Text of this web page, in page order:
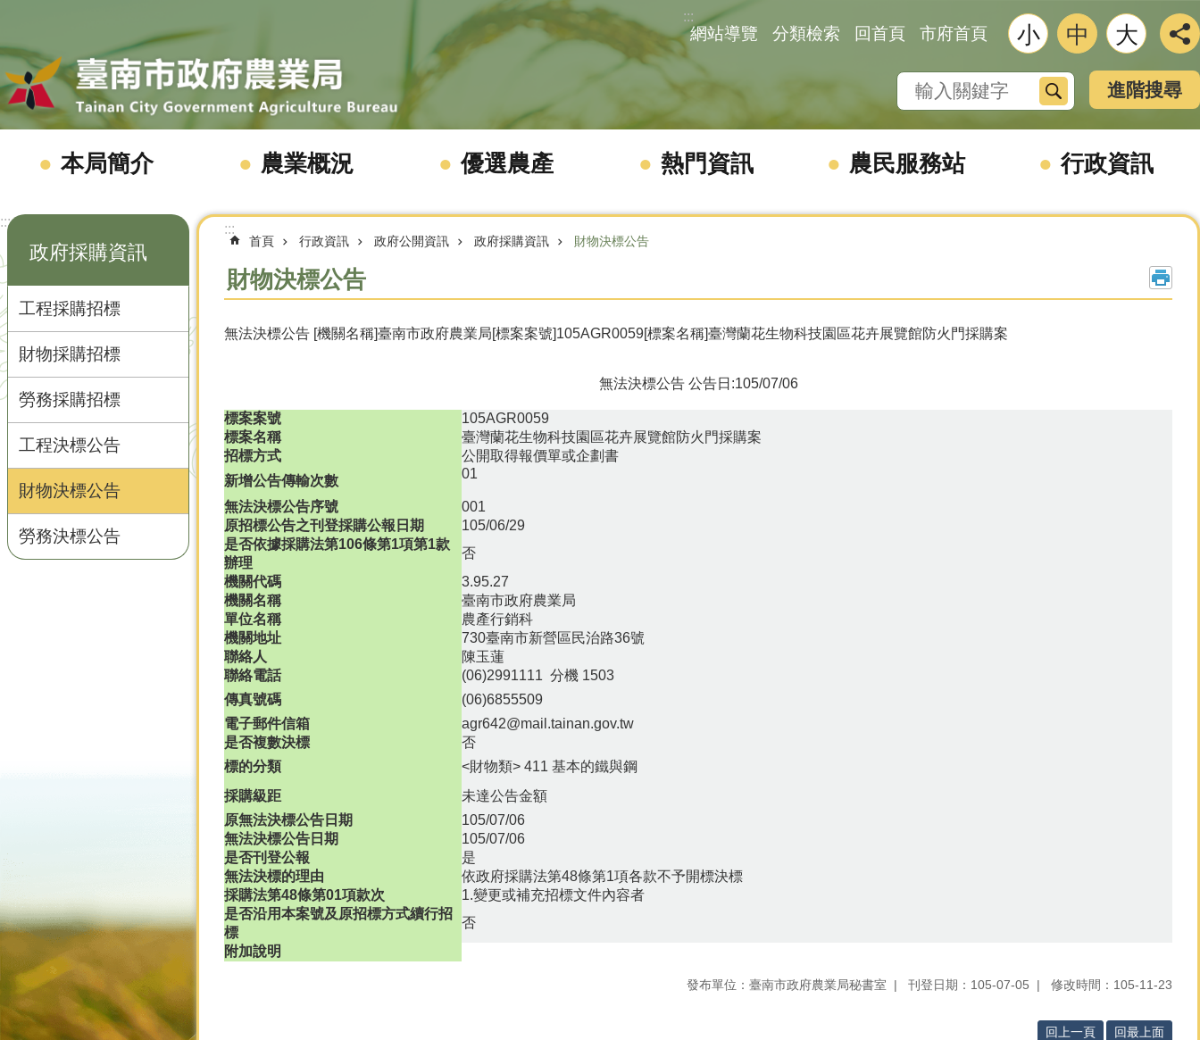
:::
網站導覽 分類檢索 回首頁 市府首頁 小 中 大
搜尋 進階搜尋
本局簡介 農業概況 優選農產 熱門資訊 農民服務站 行政資訊
:::
政府採購資訊
工程採購招標
財物採購招標
勞務採購招標
工程決標公告
財物決標公告
勞務決標公告
:::
首頁 行政資訊 政府公開資訊 政府採購資訊 財物決標公告
財物決標公告
無法決標公告 [機關名稱]臺南市政府農業局[標案案號]105AGR0059[標案名稱]臺灣蘭花生物科技園區花卉展覽館防火門採購案
無法決標公告 公告日:105/07/06
標案案號
105AGR0059
標案名稱
臺灣蘭花生物科技園區花卉展覽館防火門採購案
招標方式
公開取得報價單或企劃書
新增公告傳輸次數
01
無法決標公告序號
001
原招標公告之刊登採購公報日期
105/06/29
是否依據採購法第106條第1項第1款
辦理
否
機關代碼
3.95.27
機關名稱
臺南市政府農業局
單位名稱
農產行銷科
機關地址
730臺南市新營區民治路36號
聯絡人
陳玉蓮
聯絡電話
(06)2991111 分機 1503
傳真號碼
(06)6855509
電子郵件信箱
agr642@mail.tainan.gov.tw
是否複數決標
否
標的分類
<財物類> 411 基本的鐵與鋼
採購級距
未達公告金額
原無法決標公告日期
105/07/06
無法決標公告日期
105/07/06
是否刊登公報
是
無法決標的理由
依政府採購法第48條第1項各款不予開標決標
採購法第48條第01項款次
1.變更或補充招標文件內容者
是否沿用本案號及原招標方式續行招
標
否
附加說明
發布單位：臺南市政府農業局秘書室 刊登日期：105-07-05 修改時間：105-11-23
回上一頁 回最上面